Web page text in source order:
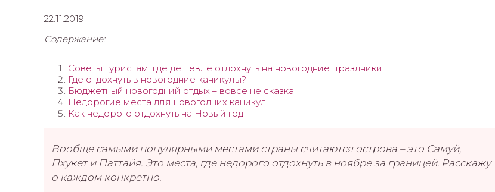
22.11.2019
Содержание:
Советы туристам: где дешевле отдохнуть на новогодние праздники
Где отдохнуть в новогодние каникулы?
Бюджетный новогодний отдых – вовсе не сказка
Недорогие места для новогодних каникул
Как недорого отдохнуть на Новый год
Вообще самыми популярными местами страны считаются острова – это Самуй,
Пхукет и Паттайя. Это места, где недорого отдохнуть в ноябре за границей. Расскажу
о каждом конкретно.